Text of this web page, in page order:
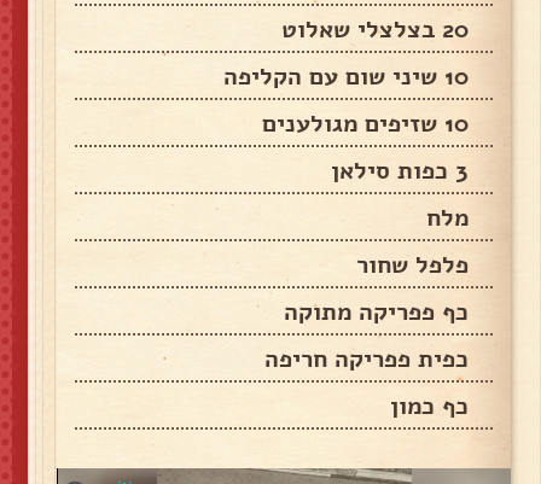
20 בצלצלי שאלוט
10 שיני שום עם הקליפה
10 שזיפים מגולענים
3 כפות סילאן
מלח
פלפל שחור
כף פפריקה מתוקה
כפית פפריקה חריפה
כף כמון